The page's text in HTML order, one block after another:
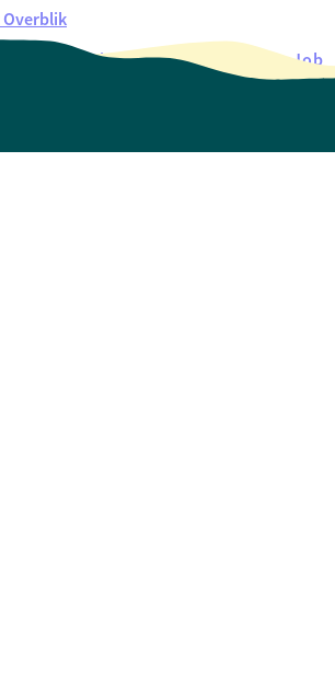
Overblik
Oversigt over selvbetjeningJob